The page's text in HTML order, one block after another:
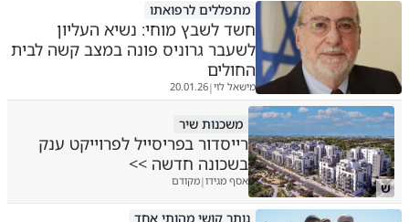
מתפללים לרפואתו
חשד לשבץ מוחי: נשיא העליון
לשעבר גרוניס פונה במצב קשה לבית
החולים
מישאל לוי|
20.01.26
ש
משכנות שיר
רייסדור בפריסייל לפרוייקט ענק
בשכונה חדשה >>
אסף מגידו|מקודם
נותר קושי מהותי אחד